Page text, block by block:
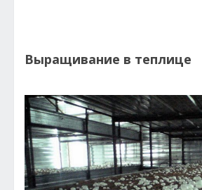
Выращивание в теплице